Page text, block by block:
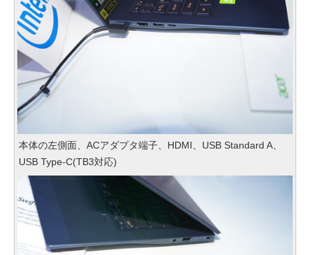
本体の左側面、ACアダプタ端子、HDMI、USB Standard A、
USB Type-C(TB3対応)